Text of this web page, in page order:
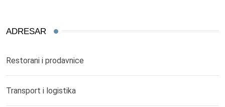
ADRESAR
Restorani i prodavnice
Transport i logistika